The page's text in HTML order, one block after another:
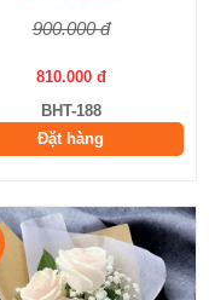
900.000 đ
810.000 đ
BHT-188
Đặt hàng